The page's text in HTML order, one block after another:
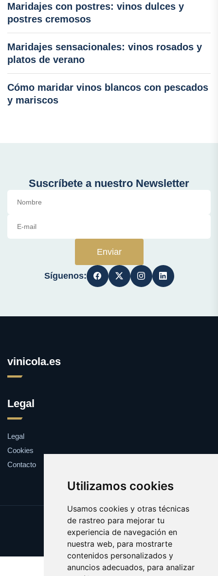
Utilizamos cookies
Usamos cookies y otras técnicas
de rastreo para mejorar tu
experiencia de navegación en
nuestra web, para mostrarte
contenidos personalizados y
anuncios adecuados, para analizar
Maridajes con postres: vinos dulces y
postres cremosos
Maridajes sensacionales: vinos rosados y
platos de verano
Cómo maridar vinos blancos con pescados
y mariscos
Suscríbete a nuestro Newsletter
Enviar
Síguenos:
vinicola.es
Legal
Legal
Cookies
Contacto
Update cookies preferences
Copyright © 2025 vinicola.es